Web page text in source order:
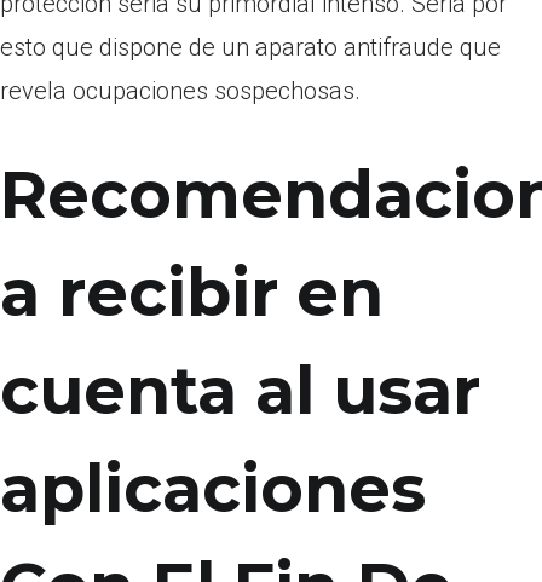
esto que dispone de un aparato antifraude que
revela ocupaciones sospechosas.
a recibir en
cuenta al usar
aplicaciones